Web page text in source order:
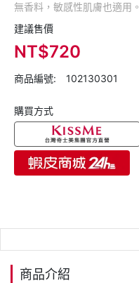
無香料，敏感性肌膚也適用。
建議售價
NT$720
商品編號: 102130301
購買方式
商品介紹